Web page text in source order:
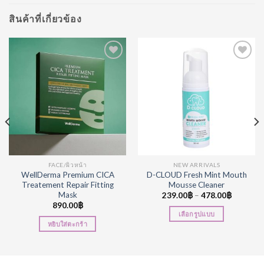
สินค้าที่เกี่ยวข้อง
FACE/ผิวหน้า
WellDerma Premium CICA
Treatement Repair Fitting
Mask
890.00฿
หยิบใส่ตะกร้า
NEW ARRIVALS
D-CLOUD Fresh Mint Mouth
Mousse Cleaner
239.00฿– 478.00฿
เลือกรูปแบบ